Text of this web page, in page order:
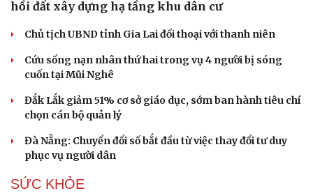
hồi đất xây dựng hạ tầng khu dân cư
Chủ tịch UBND tỉnh Gia Lai đối thoại với thanh niên
Cứu sống nạn nhân thứ hai trong vụ 4 người bị sóng
cuốn tại Mũi Nghê
Đắk Lắk giảm 51% cơ sở giáo dục, sớm ban hành tiêu chí
chọn cán bộ quản lý
Đà Nẵng: Chuyển đổi số bắt đầu từ việc thay đổi tư duy
phục vụ người dân
SỨC KHỎE